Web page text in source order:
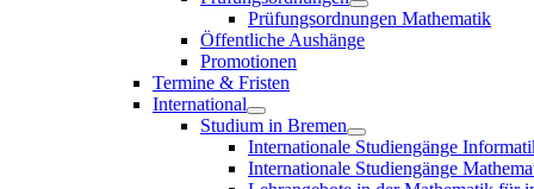
Prüfungsordnungen Mathematik
Öffentliche Aushänge
Promotionen
Termine & Fristen
International
Studium in Bremen
Internationale Studiengänge
Internationale Studiengänge